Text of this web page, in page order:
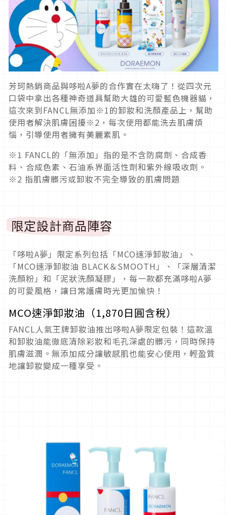
芳珂熱銷商品與哆啦A夢的合作實在太嗨了！從四次元
口袋中拿出各種神奇道具幫助大雄的可愛藍色機器貓，
這次來到FANCL無添加※1的卸妝和洗顏產品上，幫助
使用者解決肌膚困擾※2，每次使用都能洗去肌膚煩
惱，引導使用者擁有美麗素肌。
※1 FANCL的「無添加」指的是不含防腐劑、合成香
料、合成色素、石油系界面活性劑和紫外線吸收劑。
※2 指肌膚髒污或卸妝不完全導致的肌膚問題
限定設計商品陣容
「哆啦A夢」限定系列包括「MCO速淨卸妝油」、
「MCO速淨卸妝油 BLACK＆SMOOTH」、「深層清潔
洗顏粉」和「泥狀洗顏凝膠」，每一款都充滿哆啦A夢
的可愛風格，讓日常護膚時光更加愉快！
MCO速淨卸妝油（1,870日圓含稅）
FANCL人氣王牌卸妝油推出哆啦A夢限定包裝！這款溫
和卸妝油能徹底清除彩妝和毛孔深處的髒污，同時保持
肌膚滋潤。無添加成分讓敏感肌也能安心使用，輕盈質
地讓卸妝變成一種享受。